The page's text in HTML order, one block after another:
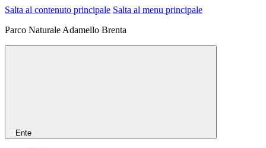
Salta al contenuto principale Salta al menu principale
Parco Naturale Adamello Brenta
Ente